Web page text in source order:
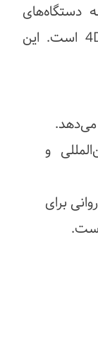
دستگاه‌های
پیشرفته سونوگرافی 2D، 3D و 4D است. این
می‌دهد.
و
برای
است.